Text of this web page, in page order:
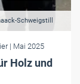
Schweigstill
| Mai 2025
Holz und